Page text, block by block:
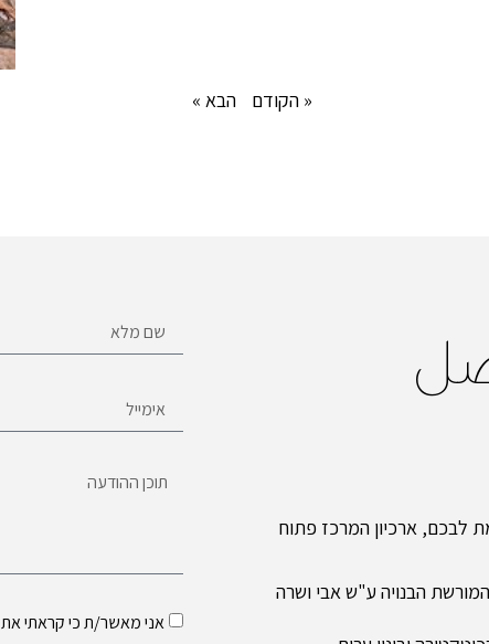
« הקודם הבא »
לבכם, ארכיון המרכז פתוח
הבנויה ע"ש אבי ושרה
אני מאשר/ת כי קראתי את